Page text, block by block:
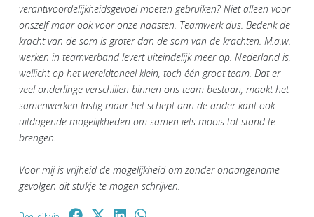
verantwoordelijkheidsgevoel moeten gebruiken? Niet alleen voor
onszelf maar ook voor onze naasten. Teamwerk dus. Bedenk de
kracht van de som is groter dan de som van de krachten. M.a.w.
werken in teamverband levert uiteindelijk meer op. Nederland is,
wellicht op het wereldtoneel klein, toch één groot team. Dat er
veel onderlinge verschillen binnen ons team bestaan, maakt het
samenwerken lastig maar het schept aan de ander kant ook
uitdagende mogelijkheden om samen iets moois tot stand te
brengen.
Voor mij is vrijheid de mogelijkheid om zonder onaangename
gevolgen dit stukje te mogen schrijven.